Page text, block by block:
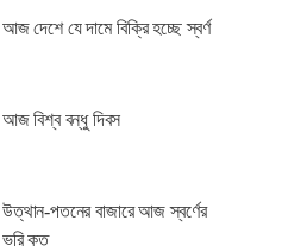
আজ দেশে যে দামে বিক্রি হচ্ছে স্বর্ণ
আজ বিশ্ব বন্ধু দিবস
উত্থান-পতনের বাজারে আজ স্বর্ণের
ভরি কত